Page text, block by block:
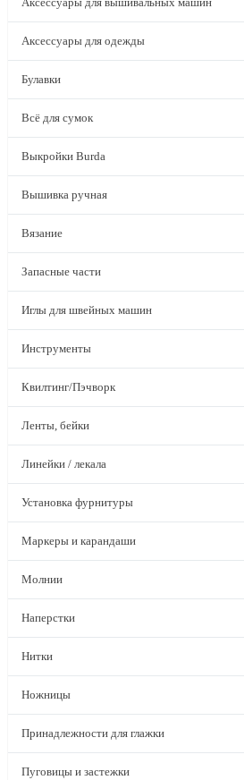
Аксессуары для одежды
Булавки
Всё для сумок
Выкройки Burda
Вышивка ручная
Вязание
Запасные части
Иглы для швейных машин
Инструменты
Квилтинг/Пэчворк
Ленты, бейки
Линейки / лекала
Установка фурнитуры
Маркеры и карандаши
Молнии
Наперстки
Нитки
Ножницы
Принадлежности для глажки
Пуговицы и застежки